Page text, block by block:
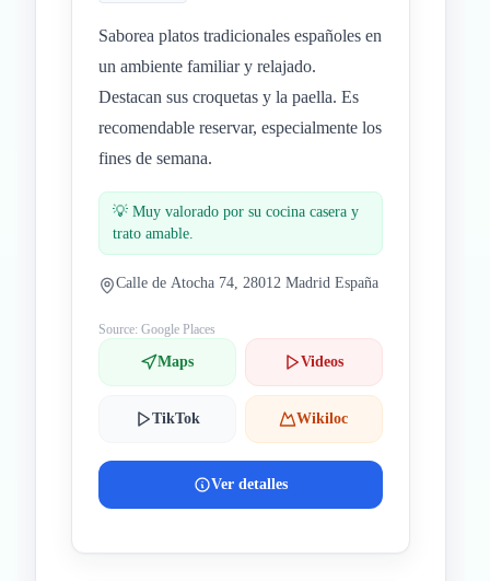
Saborea platos tradicionales españoles en
un ambiente familiar y relajado.
Destacan sus croquetas y la paella. Es
recomendable reservar, especialmente los
fines de semana.
💡 Muy valorado por su cocina casera y
trato amable.
Calle de Atocha 74, 28012 Madrid España
Source: Google Places
Maps Videos
TikTok Wikiloc
Ver detalles